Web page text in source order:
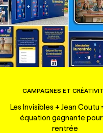
CAMPAGNES ET
Les Invisibles + Jean Coutu
équation gagnante pour
rentrée